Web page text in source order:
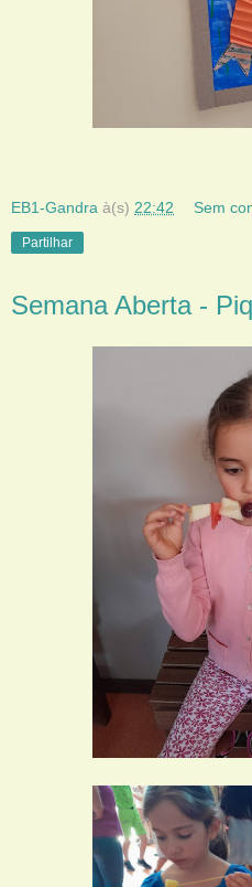
EB1-Gandra à(s) 22:42 Sem
Partilhar
Semana Aberta -